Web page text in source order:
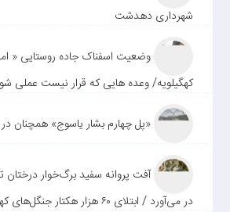
شهرداری دهدشت
وضعیت اسفناک جاده روستایی «
کهگیلویه/ وعده هایی که قرار نیست عملی
«پل چهارم بشار یاسوج» همچنان
آفت پروانه سفید برگ‌خوار درختان
در می‌آورد / ابتلای ۶۰ هزار هکتار جنگل‌های کهگیلویه به آفت